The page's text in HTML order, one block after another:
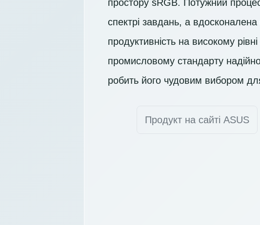
простору sRGB. Потужний
спектрі завдань, а
продуктивність на високому
промисловому стандарту
робить його чудовим вибором
Продукт на сайті ASUS